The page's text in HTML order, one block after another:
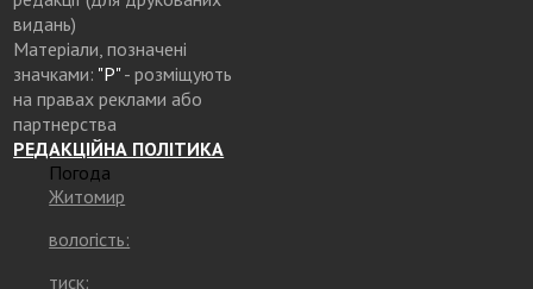
видань)
Матеріали, позначені
значками: "Р"- розміщують
на правах реклами або
партнерства
РЕДАКЦІЙНА ПОЛІТИКА
Погода
Житомир
вологість:
тиск: